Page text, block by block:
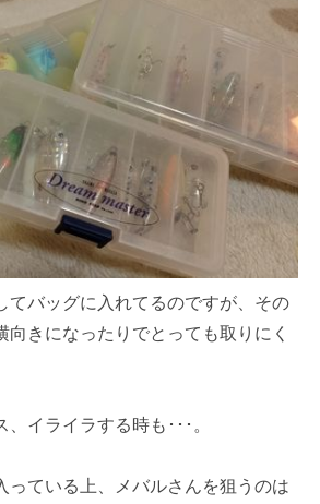
てバッグに入れてるのですが、その
向きになったりでとっても取りにく
イライラする時も･･･。
っている上、メバルさんを狙うのは